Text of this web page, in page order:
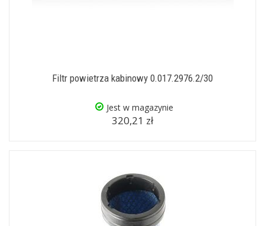
Filtr powietrza kabinowy 0.017.2976.2/30
Jest w magazynie
320,21 zł